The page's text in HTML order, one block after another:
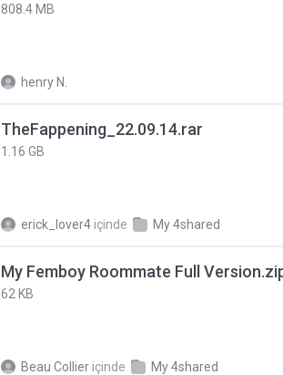
808.4 MB
henry N.
TheFappening_22.09.14.rar
1.16 GB
erick_lover4 içinde My 4shared
My Femboy Roommate Full
62 KB
Beau Collier içinde My 4shared